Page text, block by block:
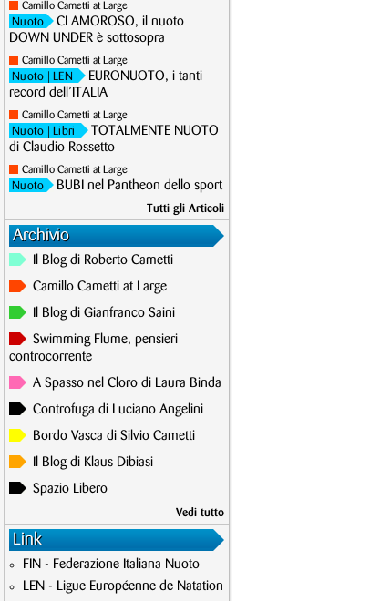
Camillo Cametti at Large
Nuoto
CLAMOROSO, il nuoto
DOWN UNDER è sottosopra
Camillo Cametti at Large
Nuoto | LEN
EURONUOTO, i tanti
record dell’ITALIA
Camillo Cametti at Large
Nuoto | Libri
TOTALMENTE NUOTO
di Claudio Rossetto
Camillo Cametti at Large
Nuoto BUBI nel Pantheon dello sport
Tutti gli Articoli
Archivio
Il Blog di Roberto Cametti
Camillo Cametti at Large
Il Blog di Gianfranco Saini
Swimming Flume, pensieri
controcorrente
A Spasso nel Cloro di Laura Binda
Controfuga di Luciano Angelini
Bordo Vasca di Silvio Cametti
Il Blog di Klaus Dibiasi
Spazio Libero
Vedi tutto
Link
FIN - Federazione Italiana Nuoto
LEN - Ligue Européenne de Natation